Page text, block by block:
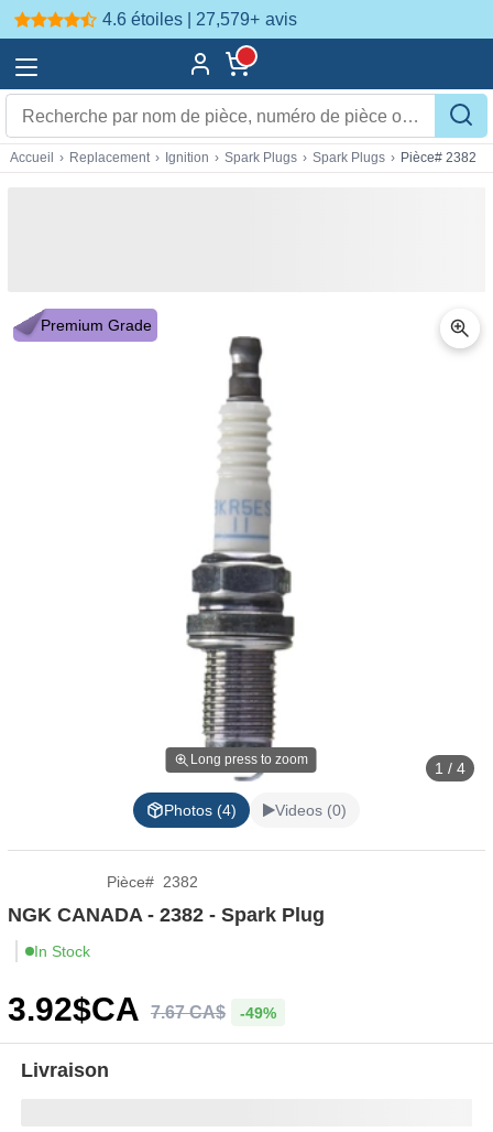
4.6 étoiles | 27,579+ avis
Accueil › Replacement › Ignition › Spark Plugs › Spark Plugs › Pièce# 2382
Premium Grade
Long press to zoom 1 / 4
Photos (4) Videos (0)
Pièce# 2382
NGK CANADA - 2382 - Spark Plug
In Stock
3.92$CA 7.67CA$ -49%
Livraison